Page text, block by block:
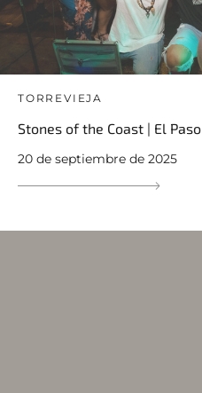
TORREVIEJA
Stones of the Coast | El Paso
20 de septiembre de 2025